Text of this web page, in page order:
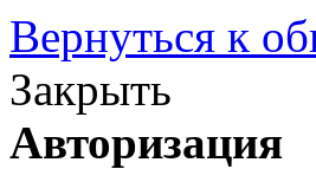
Вернуться к
Закрыть
Авторизация